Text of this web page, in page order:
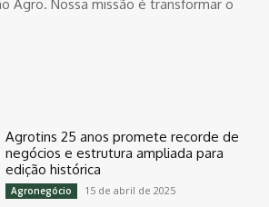
Agro. Nossa missão é transformar o
Agrotins 25 anos promete recorde de
negócios e estrutura ampliada para
edição histórica
Agronegócio 15 de abril de 2025